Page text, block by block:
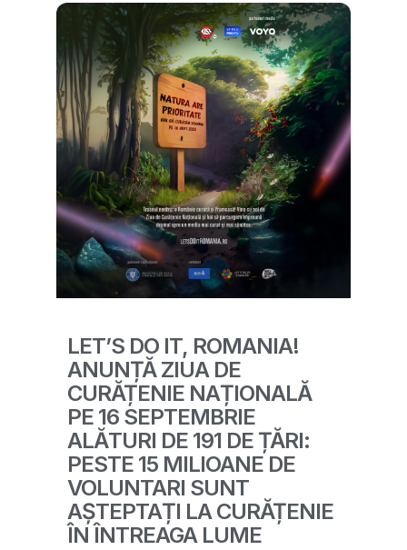
LET’S DO IT, ROMANIA!
ANUNȚĂ ZIUA DE
CURĂȚENIE NAȚIONALĂ
PE 16 SEPTEMBRIE
ALĂTURI DE 191 DE ȚĂRI:
PESTE 15 MILIOANE DE
VOLUNTARI SUNT
AȘTEPTAȚI LA CURĂȚENIE
ÎN ÎNTREAGA LUME